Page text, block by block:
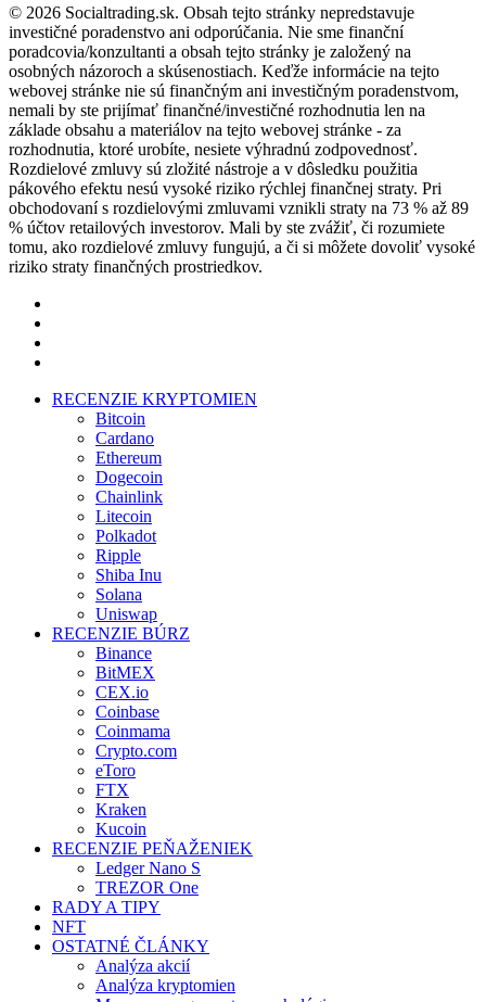
© 2026 Socialtrading.sk. Obsah tejto stránky nepredstavuje
investičné poradenstvo ani odporúčania. Nie sme finanční
poradcovia/konzultanti a obsah tejto stránky je založený na
osobných názoroch a skúsenostiach. Keďže informácie na tejto
webovej stránke nie sú finančným ani investičným poradenstvom,
nemali by ste prijímať finančné/investičné rozhodnutia len na
základe obsahu a materiálov na tejto webovej stránke - za
rozhodnutia, ktoré urobíte, nesiete výhradnú zodpovednosť.
Rozdielové zmluvy sú zložité nástroje a v dôsledku použitia
pákového efektu nesú vysoké riziko rýchlej finančnej straty. Pri
obchodovaní s rozdielovými zmluvami vznikli straty na 73 % až 89
% účtov retailových investorov. Mali by ste zvážiť, či rozumiete
tomu, ako rozdielové zmluvy fungujú, a či si môžete dovoliť vysoké
riziko straty finančných prostriedkov.
Close
RECENZIE KRYPTOMIEN
Bitcoin
Cardano
Ethereum
Dogecoin
Chainlink
Litecoin
Polkadot
Ripple
Shiba Inu
Solana
Uniswap
RECENZIE BÚRZ
Binance
BitMEX
CEX.io
Coinbase
Coinmama
Crypto.com
eToro
FTX
Kraken
Kucoin
RECENZIE PEŇAŽENIEK
Ledger Nano S
TREZOR One
RADY A TIPY
NFT
OSTATNÉ ČLÁNKY
Analýza akcií
Analýza kryptomien